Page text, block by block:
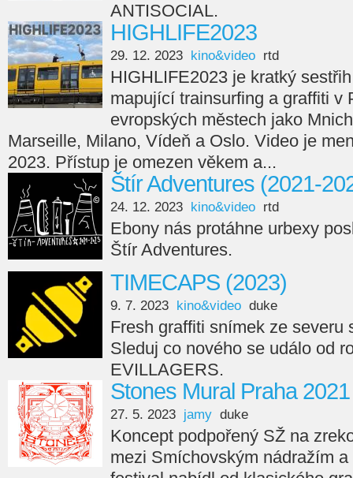
ANTISOCIAL.
HIGHLIFE2023
29. 12. 2023 kino&video rtd
HIGHLIFE2023 je kratký
mapující trainsurfing a graffiti v
evropských městech jako
Marseille, Milano, Vídeň a Oslo. Video je
2023. Přístup je omezen věkem a...
Štír Adventures (2021-
24. 12. 2023 kino&video rtd
Ebony nás protáhne urbexy
Štír Adventures.
TIMECAPS (2023)
9. 7. 2023 kino&video duke
Fresh graffiti snímek ze severu
Sleduj co nového se událo od
EVILLAGERS.
Stones Mural Praha 2021
27. 5. 2023 jamy duke
Koncept podpořený SŽ na
mezi Smíchovským nádražím